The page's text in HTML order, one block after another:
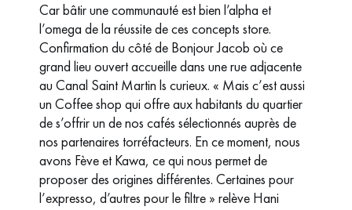
Car bâtir une communauté est bien l’alpha et
l’omega de la réussite de ces concepts store.
Confirmation du côté de Bonjour Jacob où ce
grand lieu ouvert accueille dans une rue adjacente
au Canal Saint Martin ls curieux. « Mais c’est aussi
un Coffee shop qui offre aux habitants du quartier
de s’offrir un de nos cafés sélectionnés auprès de
nos partenaires torréfacteurs. En ce moment, nous
avons Fève et Kawa, ce qui nous permet de
proposer des origines différentes. Certaines pour
l’expresso, d’autres pour le filtre » relève Hani